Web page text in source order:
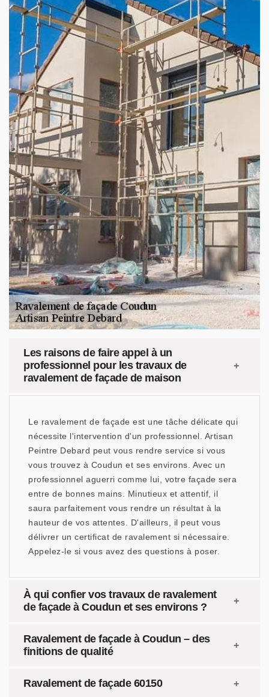
Les raisons de faire appel à un
professionnel pour les travaux de
ravalement de façade de maison
Le ravalement de façade est une tâche délicate qui
nécessite l'intervention d'un professionnel. Artisan
Peintre Debard peut vous rendre service si vous
vous trouvez à Coudun et ses environs. Avec un
professionnel aguerri comme lui, votre façade sera
entre de bonnes mains. Minutieux et attentif, il
saura parfaitement vous rendre un résultat à la
hauteur de vos attentes. D'ailleurs, il peut vous
délivrer un certificat de ravalement si nécessaire.
Appelez-le si vous avez des questions à poser.
À qui confier vos travaux de ravalement
de façade à Coudun et ses environs ?
Ravalement de façade à Coudun – des
finitions de qualité
Ravalement de façade 60150